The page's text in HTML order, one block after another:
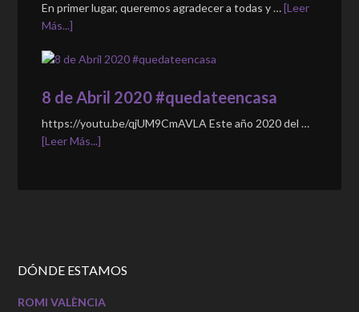
En primer lugar, queremos agradecer a todas y …[Leer
Más...]
8 de Abril 2020 #quedateencasa
https://youtu.be/qjUM9CmAVLA Este año 2020 del …
[Leer Más...]
DÓNDE ESTAMOS
ROMI VALÈNCIA